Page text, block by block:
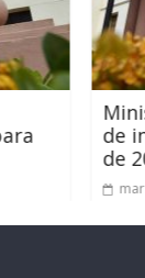
económicos